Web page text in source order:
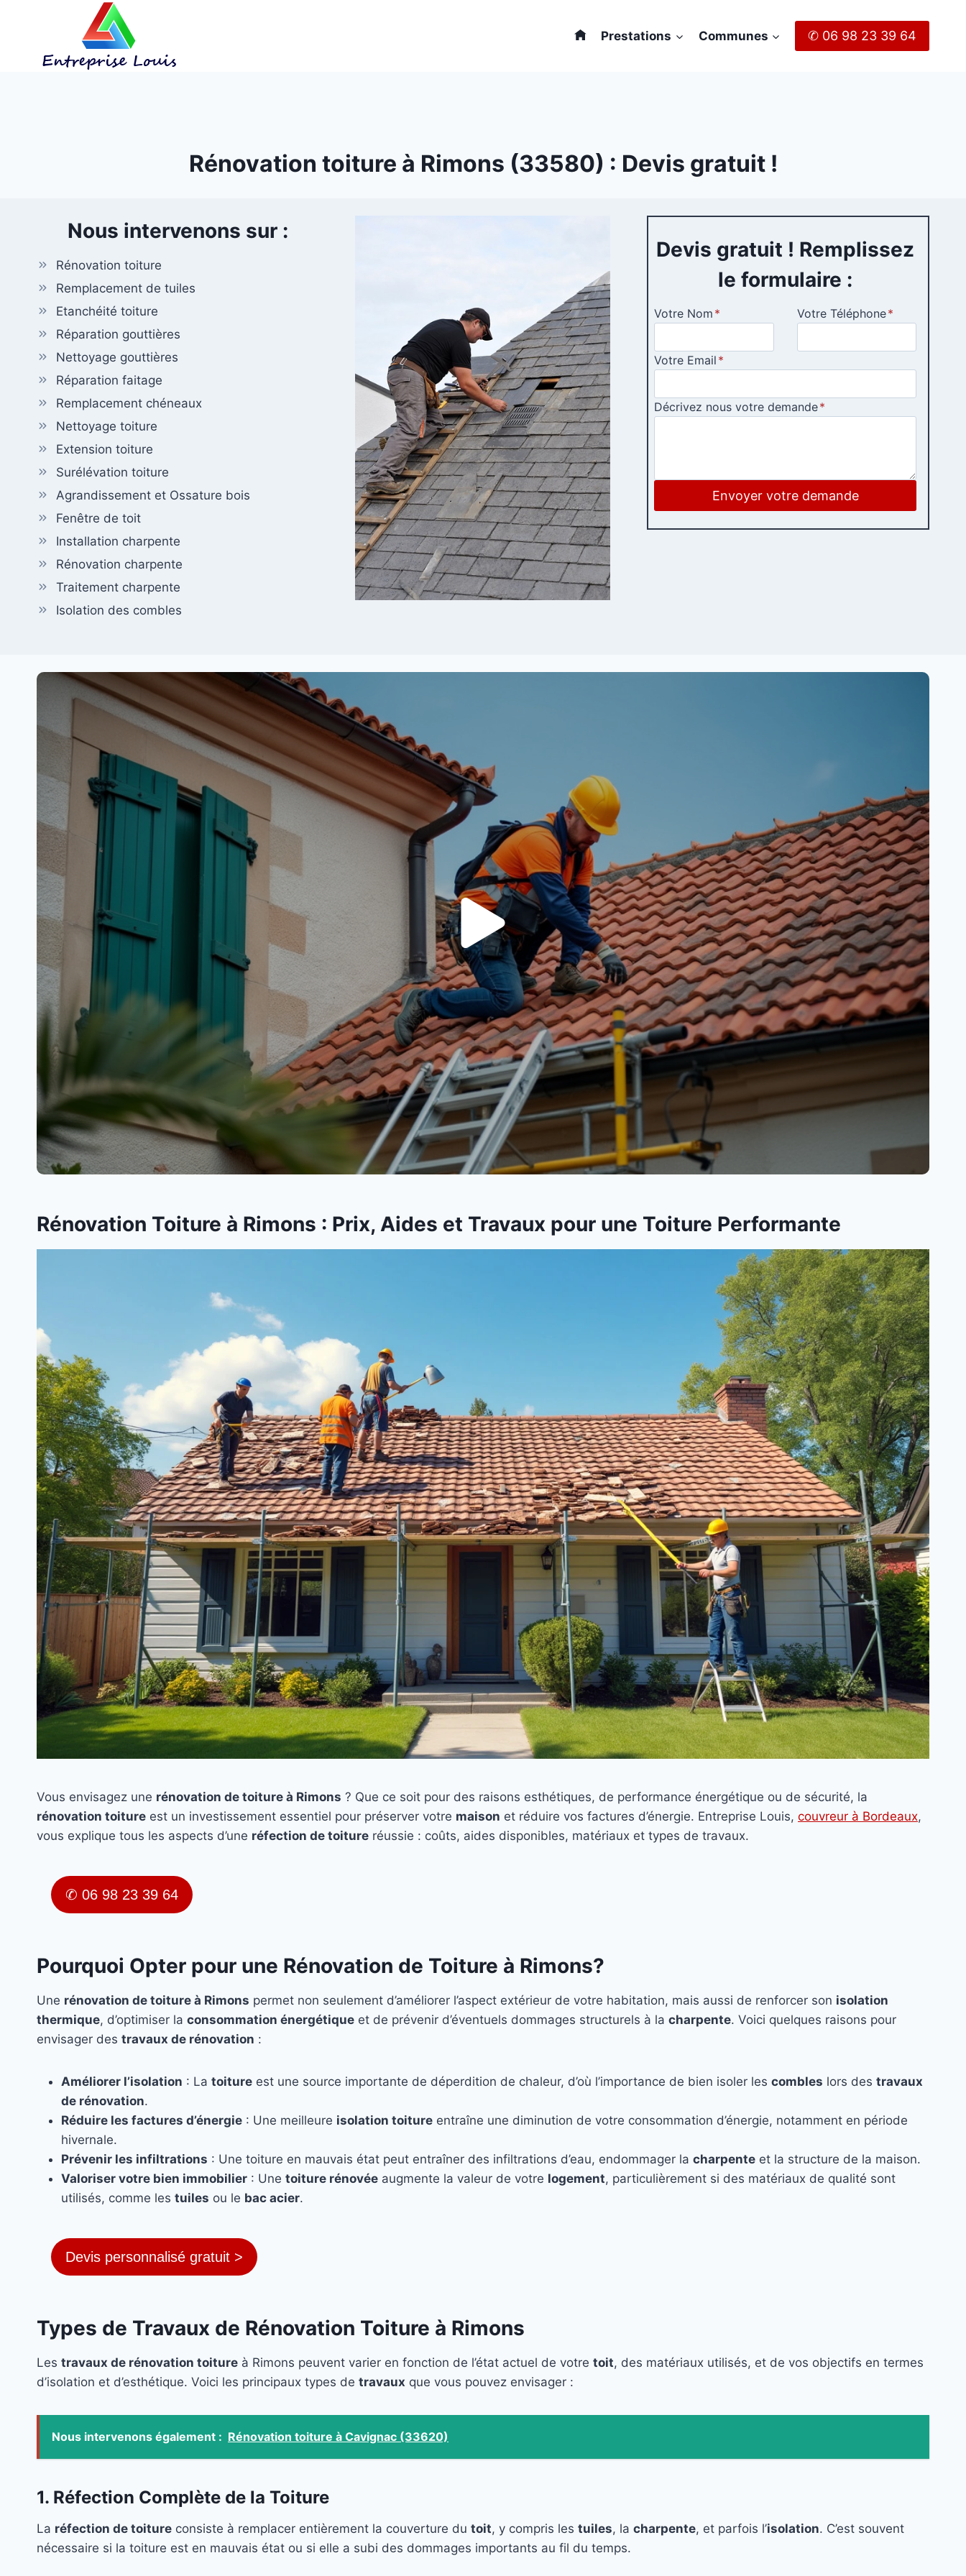
Prestations Communes ✆ 06 98 23 39 64
Rénovation toiture à Rimons (33580) : Devis gratuit !
Nous intervenons sur :
Rénovation toiture
Remplacement de tuiles
Etanchéité toiture
Réparation gouttières
Nettoyage gouttières
Réparation faitage
Remplacement chéneaux
Nettoyage toiture
Extension toiture
Surélévation toiture
Agrandissement et Ossature bois
Fenêtre de toit
Installation charpente
Rénovation charpente
Traitement charpente
Isolation des combles
Devis gratuit ! Remplissez
le formulaire :
Votre Nom * Votre Téléphone*
Votre Email *
Décrivez nous votre demande*
Envoyer votre demande
Rénovation Toiture à Rimons : Prix, Aides et Travaux pour une Toiture Performante
Vous envisagez une rénovation de toiture à Rimons ? Que ce soit pour des raisons esthétiques, de performance énergétique ou de sécurité, la
rénovation toiture est un investissement essentiel pour préserver votre maison et réduire vos factures d’énergie. Entreprise Louis, couvreur à Bordeaux,
vous explique tous les aspects d’une réfection de toiture réussie : coûts, aides disponibles, matériaux et types de travaux.
✆ 06 98 23 39 64
Pourquoi Opter pour une Rénovation de Toiture à Rimons?
Une rénovation de toiture à Rimons permet non seulement d’améliorer l’aspect extérieur de votre habitation, mais aussi de renforcer son isolation
thermique, d’optimiser la consommation énergétique et de prévenir d’éventuels dommages structurels à la charpente. Voici quelques raisons pour
envisager des travaux de rénovation :
Améliorer l’isolation : La toiture est une source importante de déperdition de chaleur, d’où l’importance de bien isoler les combles lors des travaux
de rénovation.
Réduire les factures d’énergie : Une meilleure isolation toiture entraîne une diminution de votre consommation d’énergie, notamment en période
hivernale.
Prévenir les infiltrations : Une toiture en mauvais état peut entraîner des infiltrations d’eau, endommager la charpente et la structure de la maison.
Valoriser votre bien immobilier : Une toiture rénovée augmente la valeur de votre logement, particulièrement si des matériaux de qualité sont
utilisés, comme les tuiles ou le bac acier.
Devis personnalisé gratuit >
Types de Travaux de Rénovation Toiture à Rimons
Les travaux de rénovation toiture à Rimons peuvent varier en fonction de l’état actuel de votre toit, des matériaux utilisés, et de vos objectifs en termes
d’isolation et d’esthétique. Voici les principaux types de travaux que vous pouvez envisager :
Nous intervenons également : Rénovation toiture à Cavignac (33620)
1. Réfection Complète de la Toiture
La réfection de toiture consiste à remplacer entièrement la couverture du toit, y compris les tuiles, la charpente, et parfois l’isolation. C’est souvent
nécessaire si la toiture est en mauvais état ou si elle a subi des dommages importants au fil du temps.